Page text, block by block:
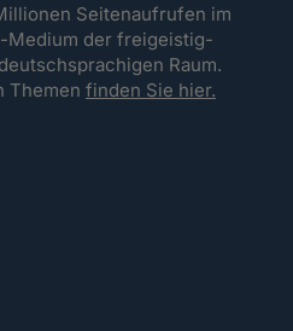
Seitenaufrufen im
Medium der freigeistig-
Raum.
Themenfinden Sie hier.